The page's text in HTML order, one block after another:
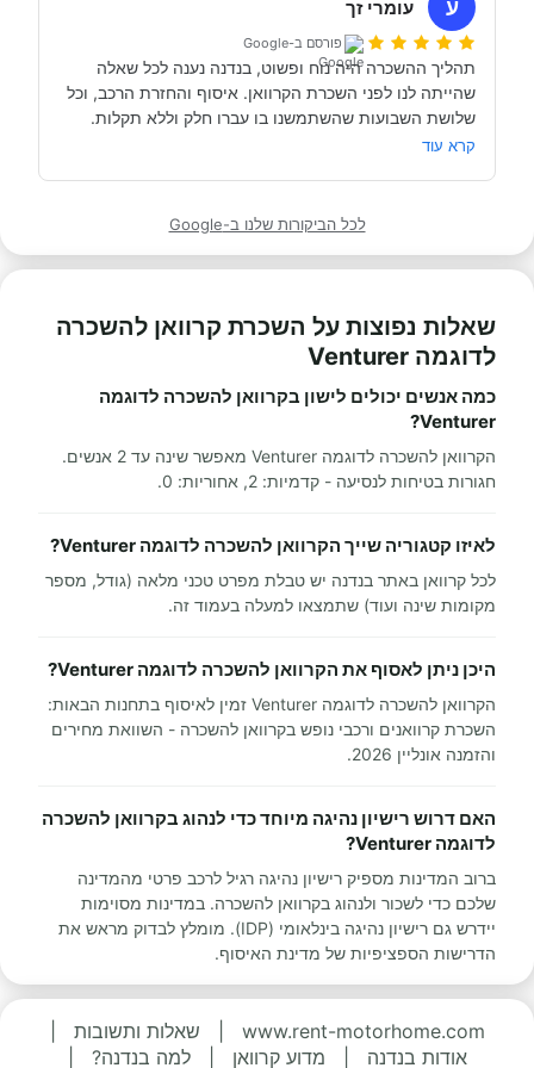
תודה אבי!
ע עומרי זך
פורסם ב-Google
מאוד מומלץ לכל מי שרוצה לעשות חופשה בקרוואן.
קרא עוד
לכל הביקורות שלנו ב-Google
שאלות נפוצות על השכרת קרוואן להשכרה
לדוגמה Venturer
כמה אנשים יכולים לישון בקרוואן להשכרה לדוגמה
Venturer?
הקרוואן להשכרה לדוגמה Venturer מאפשר שינה עד 2 אנשים.
חגורות בטיחות לנסיעה - קדמיות: 2, אחוריות: 0.
לאיזו קטגוריה שייך הקרוואן להשכרה לדוגמה Venturer?
לכל קרוואן באתר בנדנה יש טבלת מפרט טכני מלאה (גודל, מספר
מקומות שינה ועוד) שתמצאו למעלה בעמוד זה.
היכן ניתן לאסוף את הקרוואן להשכרה לדוגמה Venturer?
הקרוואן להשכרה לדוגמה Venturer זמין לאיסוף בתחנות הבאות:
השכרת קרוואנים ורכבי נופש בקרוואן להשכרה - השוואת מחירים
והזמנה אונליין 2026.
האם דרוש רישיון נהיגה מיוחד כדי לנהוג בקרוואן להשכרה
לדוגמה Venturer?
ברוב המדינות מספיק רישיון נהיגה רגיל לרכב פרטי מהמדינה
שלכם כדי לשכור ולנהוג בקרוואן להשכרה. במדינות מסוימות
יידרש גם רישיון נהיגה בינלאומי (IDP). מומלץ לבדוק מראש את
הדרישות הספציפיות של מדינת האיסוף.
www.rent-motorhome.com שאלות ותשובות
אודות בנדנה
מדוע קרוואן למה בנדנה?